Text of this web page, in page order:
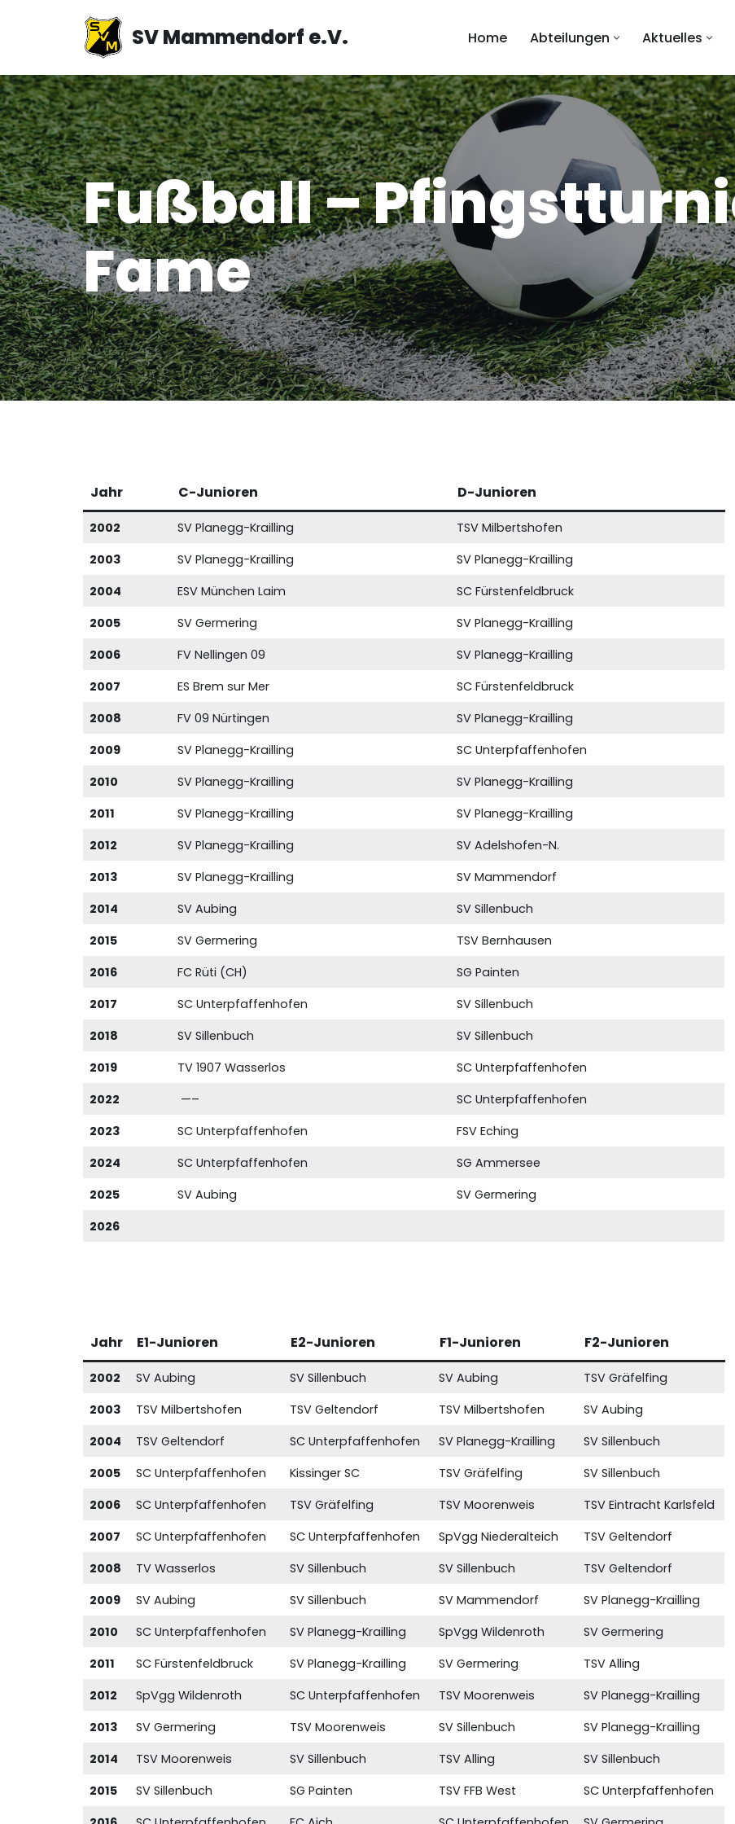
springen
SV Mammendorf e.V. Home Abteilungen Aktuelles
Fußball –
Fame
Jahr C-Junioren D-Junioren
2002 SV Planegg-Krailling
TSV Milbertshofen
2003
SV Planegg-Krailling
SV Planegg-Krailling
2004
ESV München Laim
SC Fürstenfeldbruck
2005
SV Germering
SV Planegg-Krailling
2006
FV Nellingen 09
SV Planegg-Krailling
2007
ES Brem sur Mer
SC Fürstenfeldbruck
2008
FV 09 Nürtingen
SV Planegg-Krailling
2009
SV Planegg-Krailling
SC Unterpfaffenhofen
2010
SV Planegg-Krailling
SV Planegg-Krailling
2011
SV Planegg-Krailling
SV Planegg-Krailling
2012
SV Planegg-Krailling
SV Adelshofen-N.
2013
SV Planegg-Krailling
SV Mammendorf
2014
SV Aubing
SV Sillenbuch
2015
SV Germering
TSV Bernhausen
2016
FC Rüti (CH)
SG Painten
2017
SC Unterpfaffenhofen
SV Sillenbuch
2018
SV Sillenbuch
SV Sillenbuch
2019
TV 1907 Wasserlos
SC Unterpfaffenhofen
2022
—–
SC Unterpfaffenhofen
2023
SC Unterpfaffenhofen
FSV Eching
2024
SC Unterpfaffenhofen
SG Ammersee
2025
SV Aubing
SV Germering
2026
Jahr E1-Junioren E2-Junioren F1-Junioren F2-Junioren
2002 SV Aubing SV Sillenbuch SV Aubing
TSV Gräfelfing
2003
TSV Milbertshofen TSV Geltendorf TSV Milbertshofen
SV Aubing
2004
TSV Geltendorf SC Unterpfaffenhofen SV Planegg-Krailling
SV Sillenbuch
2005
SC Unterpfaffenhofen Kissinger SC TSV Gräfelfing
SV Sillenbuch
2006
SC Unterpfaffenhofen TSV Gräfelfing TSV Moorenweis
TSV Eintracht Karlsfeld
2007
SC Unterpfaffenhofen SC Unterpfaffenhofen SpVgg Niederalteich
TSV Geltendorf
2008
TV Wasserlos SV Sillenbuch SV Sillenbuch
TSV Geltendorf
2009
SV Aubing SV Sillenbuch SV Mammendorf
SV Planegg-Krailling
2010
SC Unterpfaffenhofen SV Planegg-Krailling SpVgg Wildenroth
SV Germering
2011
SC Fürstenfeldbruck SV Planegg-Krailling SV Germering
TSV Alling
2012
SpVgg Wildenroth SC Unterpfaffenhofen TSV Moorenweis
SV Planegg-Krailling
2013
SV Germering TSV Moorenweis SV Sillenbuch
SV Planegg-Krailling
2014
TSV Moorenweis SV Sillenbuch TSV Alling
SV Sillenbuch
2015
SV Sillenbuch SG Painten TSV FFB West
SC Unterpfaffenhofen